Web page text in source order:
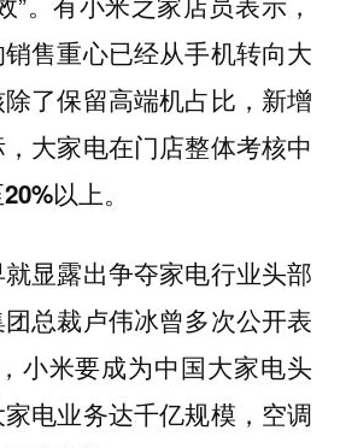
售重心已经从手机转向大
了保留高端机占比，新增
大家电在门店整体考核中
以上。
显露出争夺家电行业头部
总裁卢伟冰曾多次公开表
小米要成为中国大家电头
电业务达千亿规模，空调